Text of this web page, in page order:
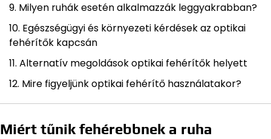
Milyen ruhák esetén alkalmazzák leggyakrabban?
Egészségügyi és környezeti kérdések az optikai
fehérítők kapcsán
Alternatív megoldások optikai fehérítők helyett
Mire figyeljünk optikai fehérítő használatakor?
Miért tűnik fehérebbnek a ruha